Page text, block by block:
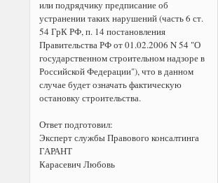
или подрядчику предписание об
устранении таких нарушений (часть 6 ст.
54 ГрК РФ, п. 14 постановления
Правительства РФ от 01.02.2006 N 54 "О
государственном строительном надзоре в
Российской Федерации"), что в данном
случае будет означать фактическую
остановку строительства.
Ответ подготовил:
Эксперт службы Правового консалтинга
ГАРАНТ
Карасевич Любовь